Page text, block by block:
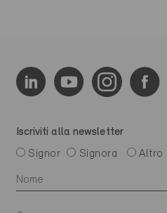
Iscriviti alla newsletter
Signor
Signora Altro